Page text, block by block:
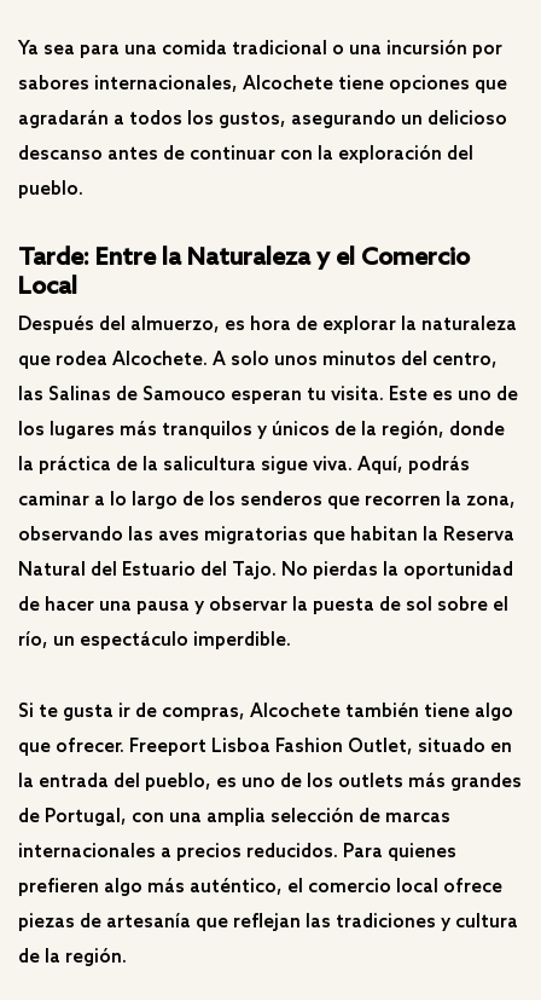
Ya sea para una comida tradicional o una incursión por
sabores internacionales, Alcochete tiene opciones que
agradarán a todos los gustos, asegurando un delicioso
descanso antes de continuar con la exploración del
pueblo.
Tarde: Entre la Naturaleza y el Comercio
Local
Después del almuerzo, es hora de explorar la naturaleza
que rodea Alcochete. A solo unos minutos del centro,
las Salinas de Samouco esperan tu visita. Este es uno de
los lugares más tranquilos y únicos de la región, donde
la práctica de la salicultura sigue viva. Aquí, podrás
caminar a lo largo de los senderos que recorren la zona,
observando las aves migratorias que habitan la Reserva
Natural del Estuario del Tajo. No pierdas la oportunidad
de hacer una pausa y observar la puesta de sol sobre el
río, un espectáculo imperdible.
Si te gusta ir de compras, Alcochete también tiene algo
que ofrecer. Freeport Lisboa Fashion Outlet, situado en
la entrada del pueblo, es uno de los outlets más grandes
de Portugal, con una amplia selección de marcas
internacionales a precios reducidos. Para quienes
prefieren algo más auténtico, el comercio local ofrece
piezas de artesanía que reflejan las tradiciones y cultura
de la región.